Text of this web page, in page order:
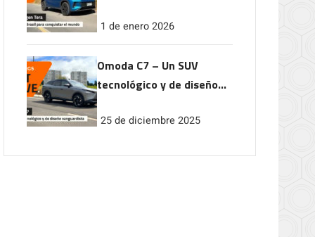
1 de enero 2026
Omoda C7 – Un SUV
tecnológico y de diseño
25 de diciembre 2025